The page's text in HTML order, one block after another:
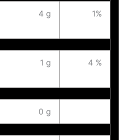
4 g 1%
1 g 4 %
0 g